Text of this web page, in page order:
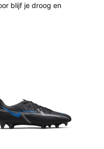
blijf je droog en